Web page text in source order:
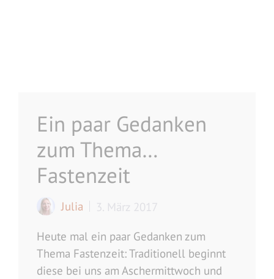
Ein paar Gedanken
zum Thema…
Fastenzeit
Julia 3. März 2017
Heute mal ein paar Gedanken zum
Thema Fastenzeit: Traditionell beginnt
diese bei uns am Aschermittwoch und